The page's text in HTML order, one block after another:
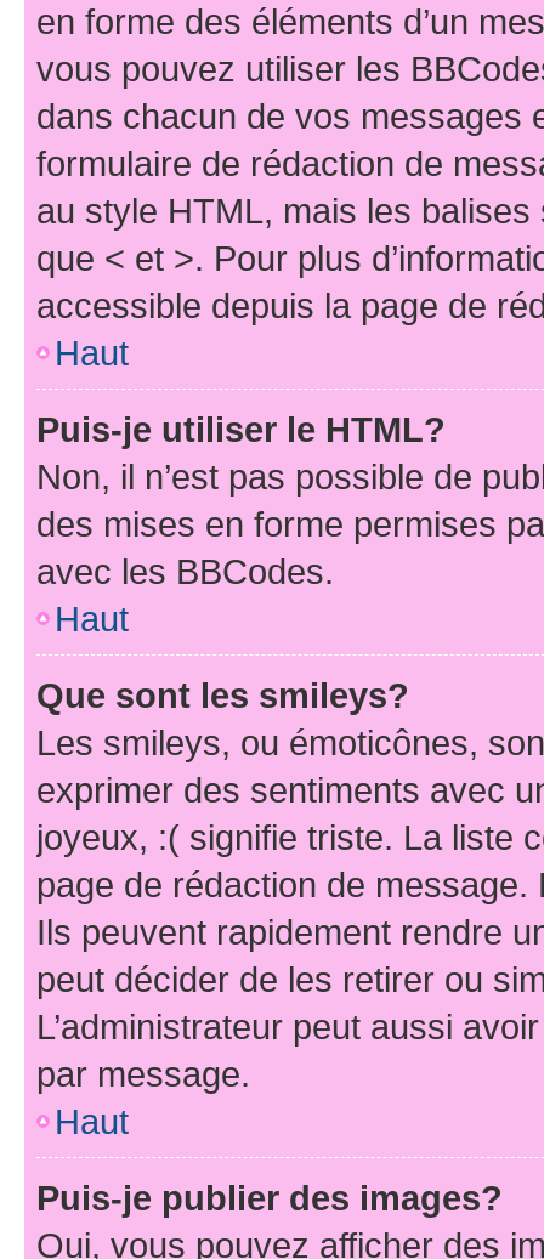
en forme des éléments d’un
vous pouvez utiliser les
dans chacun de vos messages
formulaire de rédaction de
au style HTML, mais les
que < et >. Pour plus
accessible depuis la page de
Haut
Puis-je utiliser le HTML?
Non, il n’est pas possible de
des mises en forme permises
avec les BBCodes.
Haut
Que sont les smileys?
Les smileys, ou émoticônes,
exprimer des sentiments avec
joyeux, :( signifie triste. La liste
page de rédaction de
Ils peuvent rapidement rendre
peut décider de les retirer ou
L’administrateur peut aussi
par message.
Haut
Puis-je publier des images?
Oui, vous pouvez afficher des